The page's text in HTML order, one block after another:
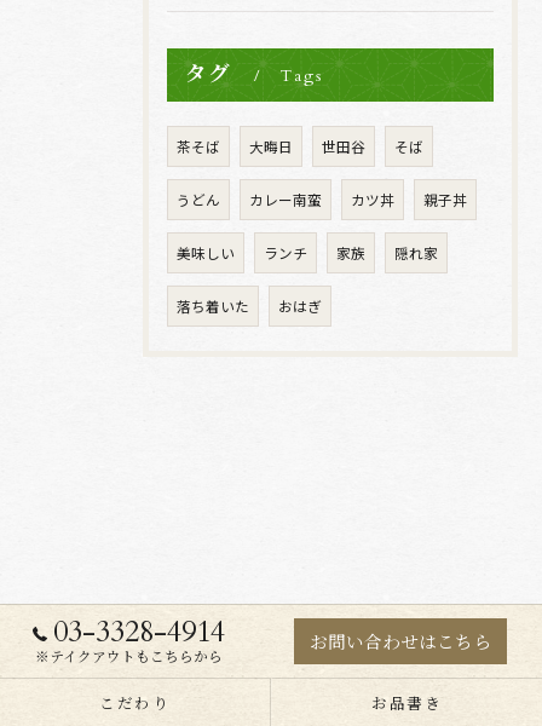
タグ Tags
茶そば 大晦日 世田谷 そば
うどん カレー南蛮 カツ丼 親子丼
美味しい ランチ 家族 隠れ家
落ち着いた おはぎ
03-3328-4914
※テイクアウトもこちらから
お問い合わせはこちら
こだわり お品書き